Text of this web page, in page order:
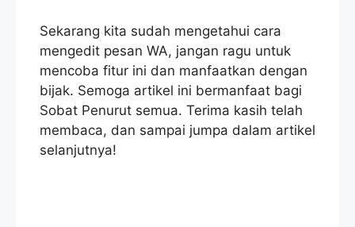
Sekarang kita sudah mengetahui cara
mengedit pesan WA, jangan ragu untuk
mencoba fitur ini dan manfaatkan dengan
bijak. Semoga artikel ini bermanfaat bagi
Sobat Penurut semua. Terima kasih telah
membaca, dan sampai jumpa dalam artikel
selanjutnya!